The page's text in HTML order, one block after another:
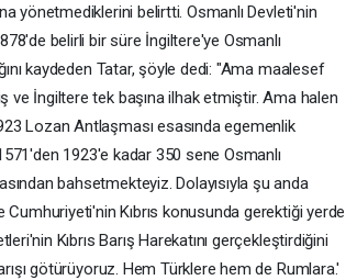
yönetmediklerini belirtti. Osmanlı Devleti'nin
belirli bir süre İngiltere'ye Osmanlı
kaydeden Tatar, şöyle dedi: "Ama maalesef
ve İngiltere tek başına ilhak etmiştir. Ama halen
Lozan Antlaşması esasında egemenlik
1923'e kadar 350 sene Osmanlı
bahsetmekteyiz. Dolayısıyla şu anda
Kıbrıs konusunda gerektiği yerde
Kıbrıs Barış Harekatını gerçekleştirdiğini
götürüyoruz. Hem Türklere hem de Rumlara.'